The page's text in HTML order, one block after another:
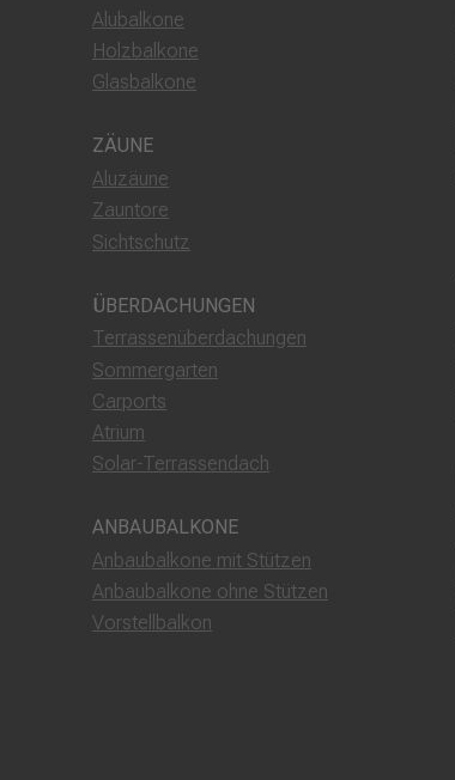
Alubalkone
Holzbalkone
Glasbalkone
ZÄUNE
Aluzäune
Zauntore
Sichtschutz
ÜBERDACHUNGEN
Terrassenüberdachungen
Sommergarten
Carports
Atrium
Solar-Terrassendach
ANBAUBALKONE
Anbaubalkone mit Stützen
Anbaubalkone ohne Stützen
Vorstellbalkon